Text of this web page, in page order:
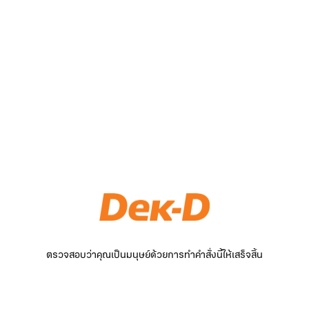
ตรวจสอบว่าคุณเป็นมนุษย์ด้วยการทำคำสั่งนี้ให้เสร็จสิ้น